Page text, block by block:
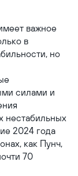
важное
в
но
силами и
нестабильных
2024 года
как Пунч,
70